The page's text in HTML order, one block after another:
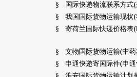
§ 国际快递物流联系方式
§ 我国国际货物运输现状
§ 寄荷兰国际快递价格表
§ 文物国际货物运输(中
§ 申通快递寄国际件(申